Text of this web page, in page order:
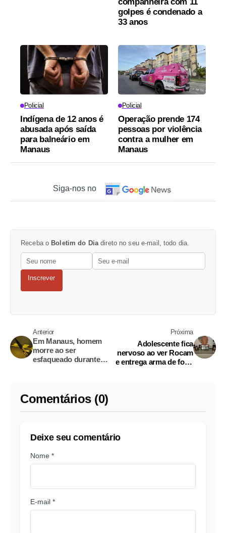
golpes é condenado a
33 anos
Policial
Indígena de 12 anos é
abusada após saída
para balneário em
Manaus
Policial
Operação prende 174
pessoas por violência
contra a mulher em
Manaus
Siga-nos no
Receba o Boletim do Dia direto no seu e-mail, todo dia.
Inscrever
Anterior
Em Manaus, homem
morre ao ser
esfaqueado durante
Próxima
Adolescente fica
nervoso ao ver Rocam
e entrega arma de fogo
Comentários (0)
Deixe seu comentário
Nome *
E-mail *